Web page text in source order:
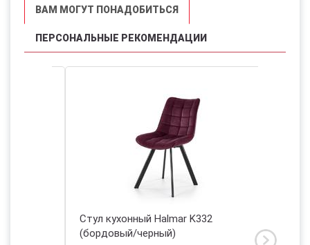
ВАМ МОГУТ ПОНАДОБИТЬСЯ
ПЕРСОНАЛЬНЫЕ РЕКОМЕНДАЦИИ
Стул кухонный Halmar K332
(бордовый/черный)